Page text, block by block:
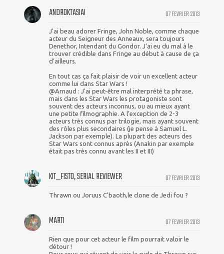
07 FEVRIER 2013
ANDROKTASIAI
J'ai beau adorer Fringe, John Noble, comme chaque
acteur du Seigneur des Anneaux, sera toujours
Denethor, Intendant du Gondor. J'ai eu du mal à le
trouver crédible dans Fringe au début à cause de ça
d'ailleurs.
En tout cas ça fait plaisir de voir un excellent acteur
comme lui dans Star Wars !
@Arnaud : J'ai peut-être mal interprété ta phrase,
mais dans les Star Wars les protagoniste sont
souvent des acteurs inconnus, ou au mieux ayant
une petite filmographie. A l'exception de 2-3
acteurs très connus par trilogie, mais ayant souvent
des rôles plus secondaires (je pense à Samuel L.
Jackson par exemple). La plupart des acteurs des
Star Wars sont connus après (Anakin par exemple
était pas très connu avant les II et III)
07 FEVRIER 2013
KIT_FISTO, SERIAL REVIEWER
Thrawn ou Joruus C'baoth,le clone de Jedi fou ?
07 FEVRIER 2013
MARTI
Rien que pour cet acteur le film pourrait valoir le
détour !